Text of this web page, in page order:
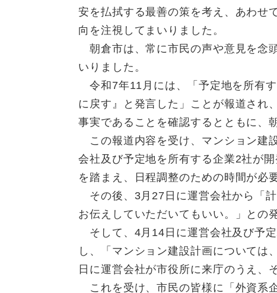
安を払拭する最善の策を考え、あわせ
向を注視してまいりました。
朝倉市は、常に市民の声や意見を念
いりました。
令和7年11月には、「予定地を所有
に戻す』と発言した」ことが報道され
事実であることを確認するとともに、
この報道内容を受け、マンション建
会社及び予定地を所有する企業2社が
を踏まえ、日程調整のための時間が必
その後、3月27日に運営会社から「
お伝えしていただいてもいい。」との
そして、4月14日に運営会社及び予
し、「マンション建設計画については
日に運営会社が市役所に来庁のうえ、
これを受け、市民の皆様に「外資系